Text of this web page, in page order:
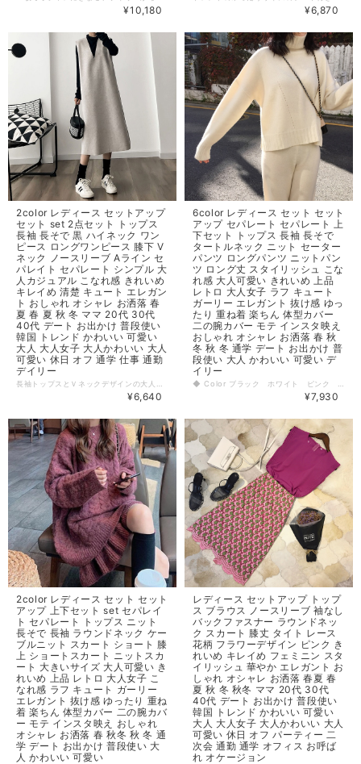
¥10,180 ¥6,870
2color レディース セットアップ
セット set 2点セット トップス
長袖 長そで 黒 ハイネック ワン
ピース ロングワンピース 膝下 V
ネック ノースリーブ Aライン セ
パレイト セパレート シンプル 大
人カジュアル こなれ感 きれいめ
キレイめ 清楚 キュート エレガン
ト おしゃれ オシャレ お洒落 春
夏 春 夏 秋 冬 ママ 20代 30代
40代 デート お出かけ 普段使い
韓国 トレンド かわいい 可愛い
大人 大人女子 大人かわいい 大人
可愛い 休日 オフ 通学 仕事 通勤
デイリー
¥6,640
6color レディース セット セット
アップ セパレート セパレート 上
下セット トップス 長袖 長そで
タートルネック ニット セーター
パンツ ロングパンツ ニットパン
ツ ロング丈 スタイリッシュ こな
れ感 大人可愛い きれいめ 上品
レトロ 大人女子 ラフ キュート
ガーリー エレガント 抜け感 ゆっ
たり 重ね着 楽ちん 体型カバー
二の腕カバー モテ インスタ映え
おしゃれ オシャレ お洒落 春 秋
冬 秋 冬 通学 デート お出かけ 普
段使い 大人 かわいい 可愛い デ
イリー
¥7,930
2color レディース セット セット
アップ 上下セット set セパレイ
ト セパレート トップス ニット
長そで 長袖 ラウンドネック ケー
ブルニット スカート ショート 膝
上 ショートスカート ニットスカ
ート 大きいサイズ 大人可愛い き
れいめ 上品 レトロ 大人女子 こ
なれ感 ラフ キュート ガーリー
エレガント 抜け感 ゆったり 重ね
着 楽ちん 体型カバー 二の腕カバ
ー モテ インスタ映え おしゃれ
オシャレ お洒落 春 秋冬 秋 冬 通
学 デート お出かけ 普段使い 大
人 かわいい 可愛い
レディース セットアップ トップ
ス ブラウス ノースリーブ 袖なし
バックファスナー ラウンドネッ
ク スカート 膝丈 タイト レース
花柄 フラワーデザイン ピンク き
れいめ キレイめ フェミニン スタ
イリッシュ 華やか エレガント お
しゃれ オシャレ お洒落 春夏 春
夏 秋 冬 秋冬 ママ 20代 30代
40代 デート お出かけ 普段使い
韓国 トレンド かわいい 可愛い
大人 大人女子 大人かわいい 大人
可愛い 休日 オフ パーティー 二
次会 通勤 通学 オフィス お呼ば
れ オケージョン